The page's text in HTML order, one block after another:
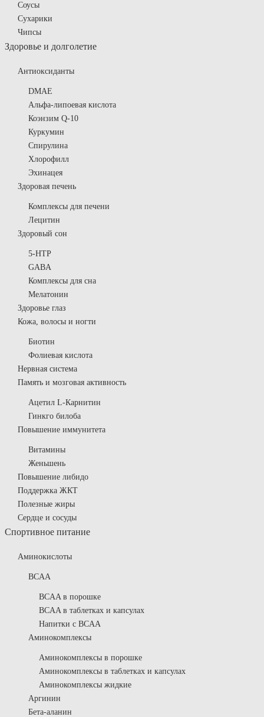
Соусы
Сухарики
Чипсы
Здоровье и долголетие
Антиоксиданты
DMAE
Альфа-липоевая кислота
Коэнзим Q-10
Куркумин
Спирулина
Хлорофилл
Эхинацея
Здоровая печень
Комплексы для печени
Лецитин
Здоровый сон
5-HTP
GABA
Комплексы для сна
Мелатонин
Здоровье глаз
Кожа, волосы и ногти
Биотин
Фолиевая кислота
Нервная система
Память и мозговая активность
Ацетил L-Карнитин
Гинкго билоба
Повышение иммунитета
Витамины
Женьшень
Повышение либидо
Поддержка ЖКТ
Полезные жиры
Сердце и сосуды
Спортивное питание
Аминокислоты
BCAA
BCAA в порошке
BCAA в таблетках и капсулах
Напитки с BCAA
Аминокомплексы
Аминокомплексы в порошке
Аминокомплексы в таблетках и капсулах
Аминокомплексы жидкие
Аргинин
Бета-аланин